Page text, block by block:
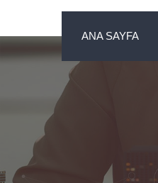
ANA SAYFA